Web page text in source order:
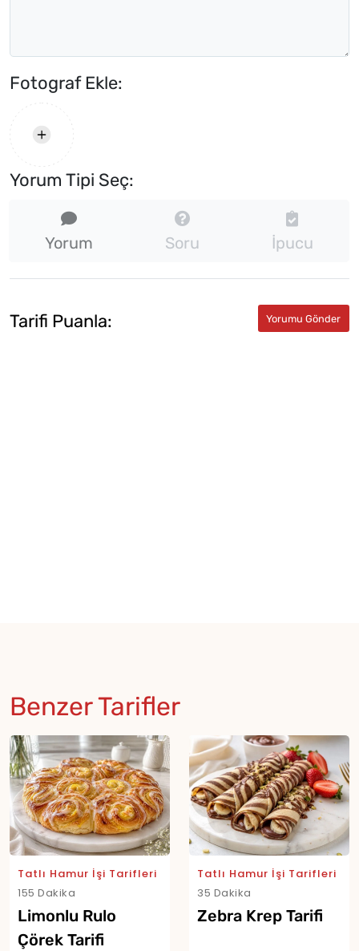
Fotograf Ekle:
Yorum Tipi Seç:
Yorum Soru İpucu
Tarifi Puanla:
Benzer Tarifler
Tatlı Hamur İşi Tarifleri
155 Dakika
Limonlu Rulo
Çörek Tarifi
Tatlı Hamur İşi Tarifleri
35 Dakika
Zebra Krep Tarifi